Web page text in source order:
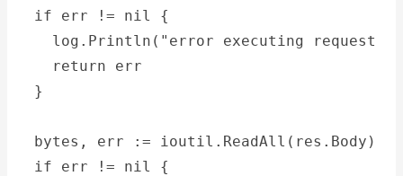
  if err != nil {
log.Println("error executing request
    return err
  }
  bytes, err := ioutil.ReadAll(res.Body)
  if err != nil {